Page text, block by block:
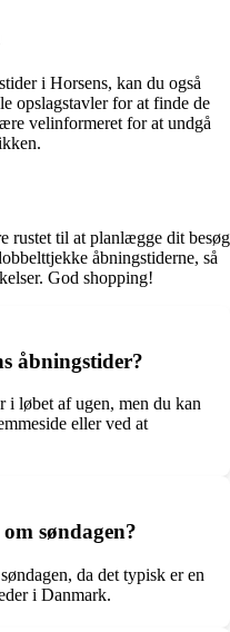
i Horsens, kan du også
opslagstavler for at finde de
velinformeret for at undgå
rustet til at planlægge dit besøg
åbningstiderne, så
God shopping!
åbningstider?
i løbet af ugen, men du kan
eller ved at
søndagen?
da det typisk er en
i Danmark.